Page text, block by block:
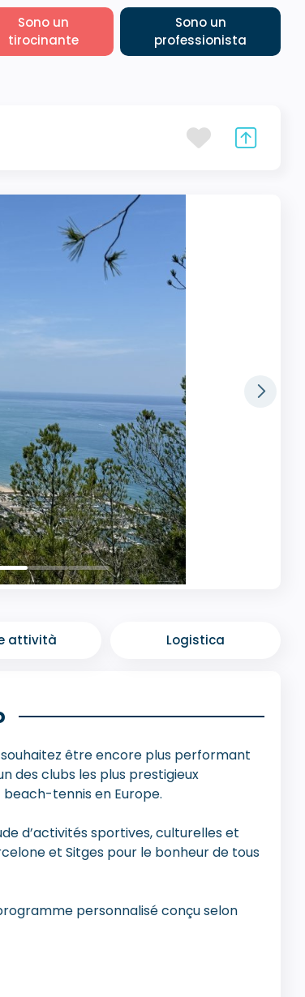
Sono un
tirocinante
Sono un
professionista
attività Logistica
être encore plus performant
des clubs les plus prestigieux
tennis en Europe.
d’activités sportives, culturelles et
et Sitges pour le bonheur de tous
personnalisé conçu selon